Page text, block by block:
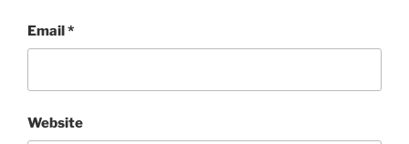
Email*
Website